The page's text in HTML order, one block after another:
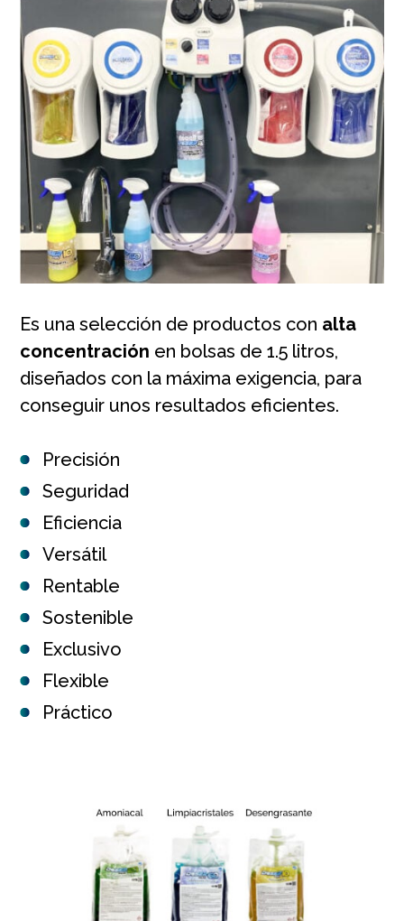
Es una selección de productos con alta
concentración en bolsas de 1.5 litros,
diseñados con la máxima exigencia, para
conseguir unos resultados eficientes.
Precisión
Seguridad
Eficiencia
Versátil
Rentable
Sostenible
Exclusivo
Flexible
Práctico